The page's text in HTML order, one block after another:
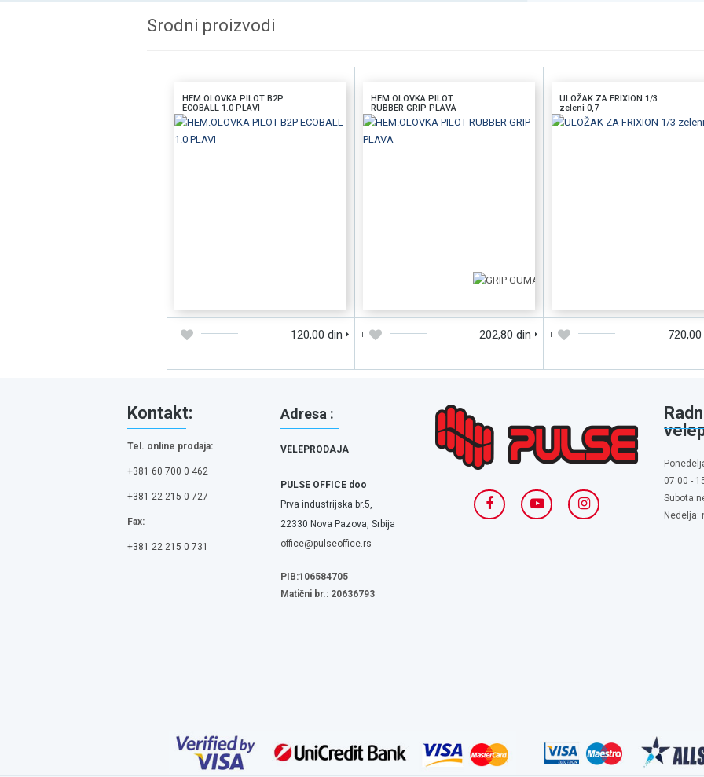
Srodni proizvodi
HEM.OLOVKA PILOT B2P
ECOBALL 1.0 PLAVI
120,00 din
HEM.OLOVKA PILOT
RUBBER GRIP PLAVA
202,80 din
ULOŽAK ZA FRIXION 1/3
zeleni 0,7
Kontakt:
Tel. online prodaja:
+381 60 700 0 462
+381 22 215 0 727
Fax:
+381 22 215 0 731
Adresa :
VELEPRODAJA
PULSE OFFICE doo
Prva industrijska br.5,
22330 Nova Pazova, Srbija
office@pulseoffice.rs
PIB:106584705
Matični br.: 20636793
07:00 -
Nedelja: